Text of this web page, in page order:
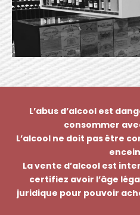
L’abus d’alcool est
consommer
L’alcool ne doit pas être
La vente d’alcool est
certifiez avoir l’âge
juridique pour pouvoir